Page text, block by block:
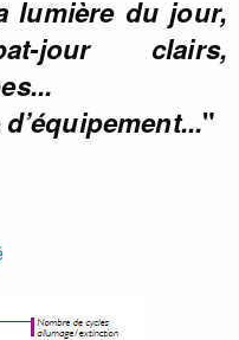
lumière du jour,
jour clairs,
"